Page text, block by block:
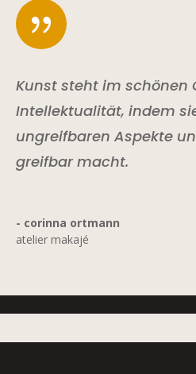
{
Kunst steht im schönen
Intellektualität, indem
ungreifbaren Aspekte
greifbar macht.
- corinna ortmann
atelier makajé